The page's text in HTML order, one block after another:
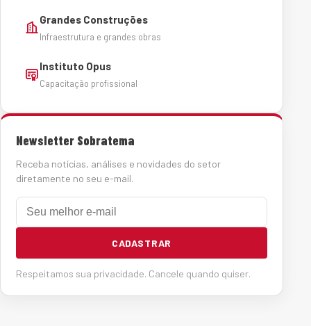
Grandes Construções
Infraestrutura e grandes obras
Instituto Opus
Capacitação profissional
Newsletter Sobratema
Receba notícias, análises e novidades do setor
diretamente no seu e-mail.
E-mail
CADASTRAR
Respeitamos sua privacidade. Cancele quando quiser.